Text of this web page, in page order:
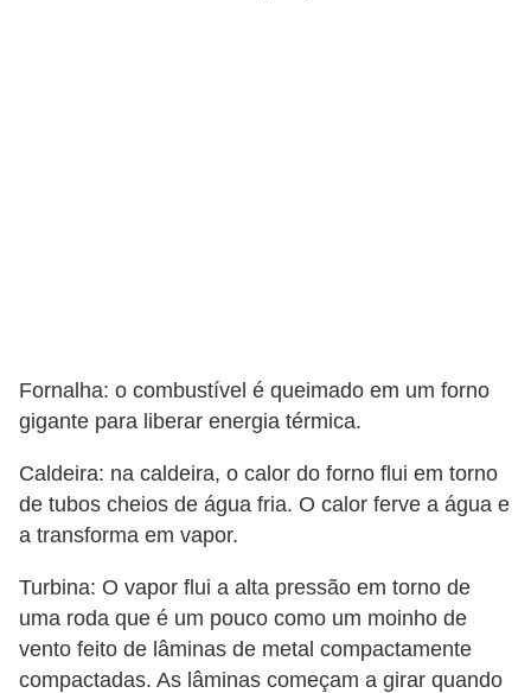
Fornalha: o combustível é queimado em um forno
gigante para liberar energia térmica.
Caldeira: na caldeira, o calor do forno flui em torno
de tubos cheios de água fria. O calor ferve a água e
a transforma em vapor.
Turbina: O vapor flui a alta pressão em torno de
uma roda que é um pouco como um moinho de
vento feito de lâminas de metal compactamente
compactadas. As lâminas começam a girar quando
a
P
r
v
a
s